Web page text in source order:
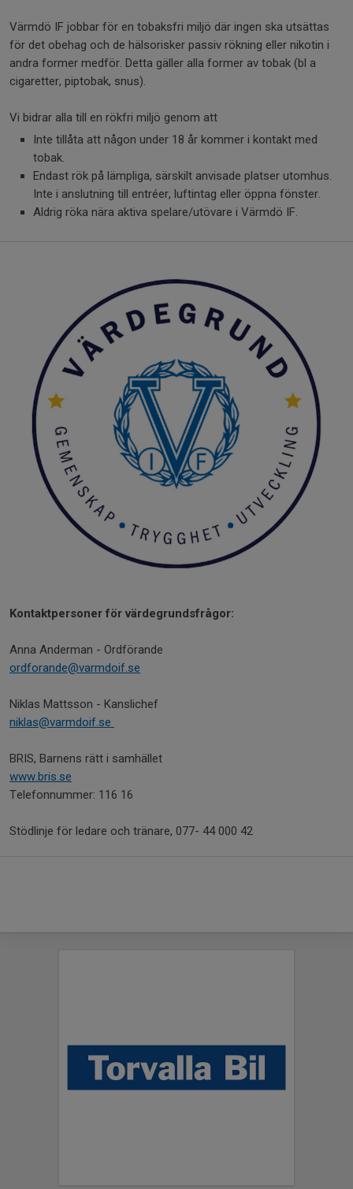
Värmdö IF jobbar för en tobaksfri miljö där ingen ska utsättas
för det obehag och de hälsorisker passiv rökning eller nikotin i
andra former medför. Detta gäller alla former av tobak (bl a
cigaretter, piptobak, snus).
Vi bidrar alla till en rökfri miljö genom att
Inte tillåta att någon under 18 år kommer i kontakt med
tobak.
Endast rök på lämpliga, särskilt anvisade platser utomhus.
Inte i anslutning till entréer, luftintag eller öppna fönster.
Aldrig röka nära aktiva spelare/utövare i Värmdö IF.
Kontaktpersoner för värdegrundsfrågor:
Anna Anderman - Ordförande
ordforande@varmdoif.se
Niklas Mattsson - Kanslichef
niklas@varmdoif.se
BRIS, Barnens rätt i samhället
www.bris.se
Telefonnummer: 116 16
Stödlinje för ledare och tränare, 077- 44 000 42